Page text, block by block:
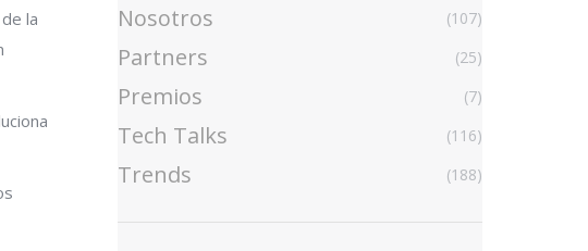
la
Nosotros (107)
Partners (25)
Premios (7)
Tech Talks (116)
Trends (188)